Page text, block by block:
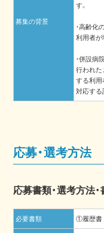
募集の背景
す。
・高齢化
利用者が
・併設病
行われた
する利用
対応する
応募・選考方法
応募書類・選考方法
必要書類 ①履歴書